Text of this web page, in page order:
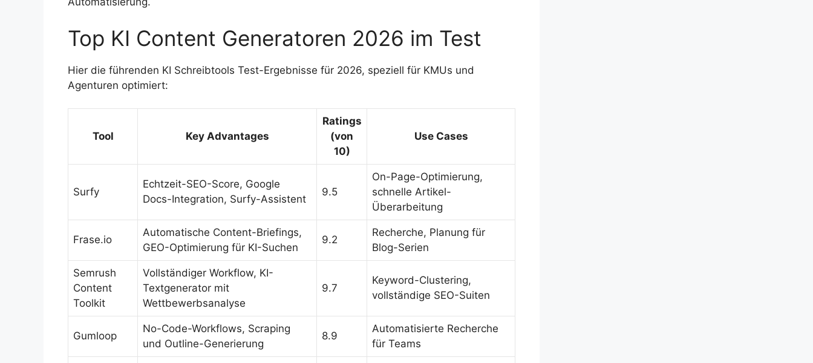
Top KI Content Generatoren 2026 im Test
Hier die führenden KI Schreibtools Test-Ergebnisse für 2026, speziell für KMUs und
Agenturen optimiert:
Tool Key Advantages
Ratings
(von
10)
Use Cases
Surfy
Echtzeit-SEO-Score, Google
Docs-Integration, Surfy-Assistent
9.5
On-Page-Optimierung,
schnelle Artikel-
Überarbeitung
Frase.io
Automatische Content-Briefings,
GEO-Optimierung für KI-Suchen
9.2
Recherche, Planung für
Blog-Serien
Semrush
Content
Toolkit
Vollständiger Workflow, KI-
Textgenerator mit
Wettbewerbsanalyse
9.7
Keyword-Clustering,
vollständige SEO-Suiten
Gumloop
No-Code-Workflows, Scraping
und Outline-Generierung
8.9
Automatisierte Recherche
für Teams